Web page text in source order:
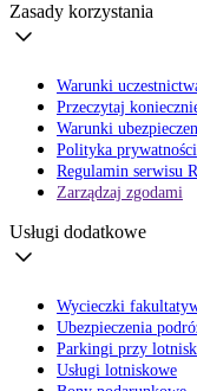
Zasady korzystania
Warunki
Przeczytaj
Warunki
Polityka prywatności
Regulamin serwisu
Zarządzaj zgodami
Usługi dodatkowe
Wycieczki
Ubezpieczenia
Parkingi przy
Usługi lotniskowe